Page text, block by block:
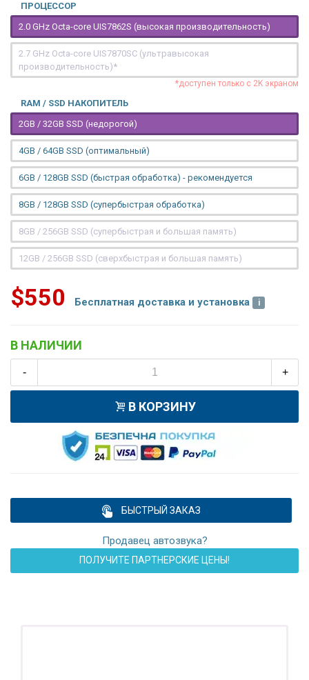
ПРОЦЕССОР
2.0 GHz Octa-core UIS7862S (высокая производительность)
2.7 GHz Octa-core UIS7870SC (ультравысокая
производительность)*
*доступен только с 2K экраном
RAM / SSD НАКОПИТЕЛЬ
2GB / 32GB SSD (недорогой)
4GB / 64GB SSD (оптимальный)
6GB / 128GB SSD (быстрая обработка) - рекомендуется
8GB / 128GB SSD (супербыстрая обработка)
8GB / 256GB SSD (супербыстрая и большая память)
12GB / 256GB SSD (сверхбыстрая и большая память)
$550 Бесплатная доставка и установка
В НАЛИЧИИ
- +
В КОРЗИНУ
БЫСТРЫЙ ЗАКАЗ
Продавец автозвука?
ПОЛУЧИТЕ ПАРТНЕРСКИЕ ЦЕНЫ!